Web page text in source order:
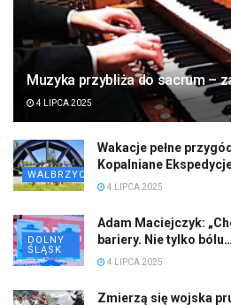
Muzyka przybliża do sacrum –
4 LIPCA 2025
WAŁBRZYCH
Wakacje pełne
Kopalniane
4 LIPCA 2025
DOLNY
ŚLĄSK
Adam Maciejczyk:
bariery. Nie tylko
4 LIPCA 2025
Zmierzą się wojska